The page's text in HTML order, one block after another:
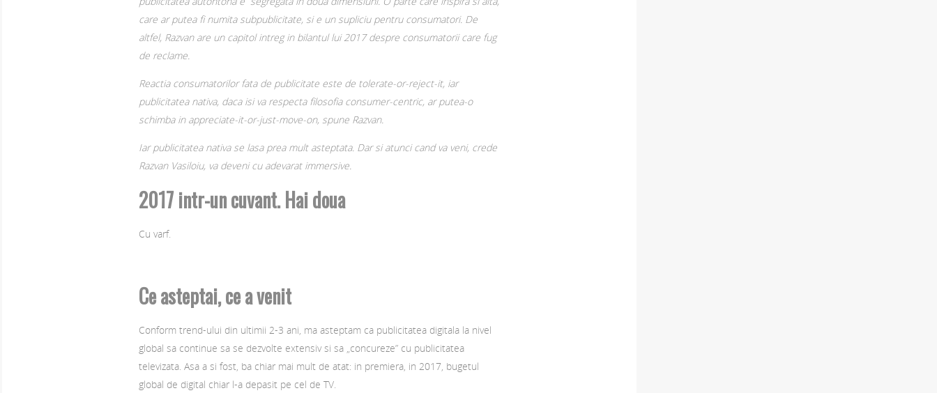
care ar putea fi numita subpublicitate, si e un supliciu pentru consumatori. De
altfel, Razvan are un capitol intreg in bilantul lui 2017 despre consumatorii care fug
de reclame.
Reactia consumatorilor fata de publicitate este de tolerate-or-reject-it, iar
publicitatea nativa, daca isi va respecta filosofia consumer-centric, ar putea-o
schimba in appreciate-it-or-just-move-on, spune Razvan.
Iar publicitatea nativa se lasa prea mult asteptata. Dar si atunci cand va veni, crede
Razvan Vasiloiu, va deveni cu adevarat immersive.
2017 intr-un cuvant. Hai doua
Cu varf.
Ce asteptai, ce a venit
Conform trend-ului din ultimii 2-3 ani, ma asteptam ca publicitatea digitala la nivel
global sa continue sa se dezvolte extensiv si sa „concureze” cu publicitatea
televizata. Asa a si fost, ba chiar mai mult de atat: in premiera, in 2017, bugetul
global de digital chiar l-a depasit pe cel de TV.